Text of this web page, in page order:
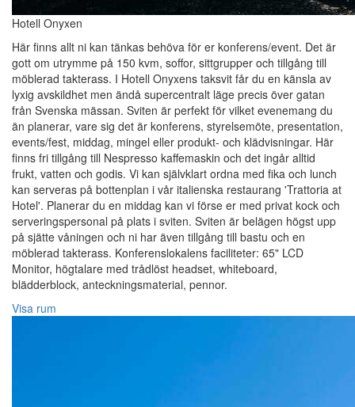
Hotell Onyxen
Här finns allt ni kan tänkas behöva för er konferens/event. Det är
gott om utrymme på 150 kvm, soffor, sittgrupper och tillgång till
möblerad takterass. I Hotell Onyxens taksvit får du en känsla av
lyxig avskildhet men ändå supercentralt läge precis över gatan
från Svenska mässan. Sviten är perfekt för vilket evenemang du
än planerar, vare sig det är konferens, styrelsemöte, presentation,
events/fest, middag, mingel eller produkt- och klädvisningar. Här
finns fri tillgång till Nespresso kaffemaskin och det ingår alltid
frukt, vatten och godis. Vi kan självklart ordna med fika och lunch
kan serveras på bottenplan i vår italienska restaurang 'Trattoria at
Hotel'. Planerar du en middag kan vi förse er med privat kock och
serveringspersonal på plats i sviten. Sviten är belägen högst upp
på sjätte våningen och ni har även tillgång till bastu och en
möblerad takterass. Konferenslokalens faciliteter: 65" LCD
Monitor, högtalare med trådlöst headset, whiteboard,
blädderblock, anteckningsmaterial, pennor.
Visa rum